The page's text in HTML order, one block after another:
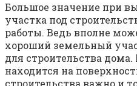
Большое значение при
участка под
работы. Ведь вполне
хороший земельный
для строительства
находится на
строительства важно и